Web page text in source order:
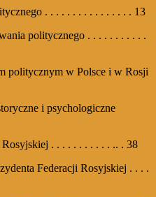
. . . . . . . . . . . . . . . . 13
politycznego . . . . . . . . . . .
politycznym w Polsce i w Rosji
i psychologiczne
. . . . . . . . . . . .. . 38
Federacji Rosyjskiej . . . .